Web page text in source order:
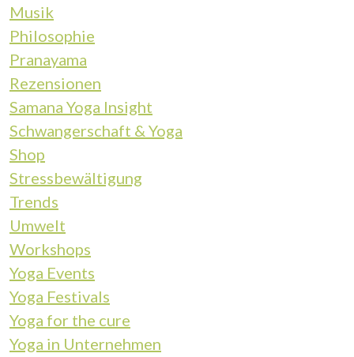
Musik
Philosophie
Pranayama
Rezensionen
Samana Yoga Insight
Schwangerschaft & Yoga
Shop
Stressbewältigung
Trends
Umwelt
Workshops
Yoga Events
Yoga Festivals
Yoga for the cure
Yoga in Unternehmen